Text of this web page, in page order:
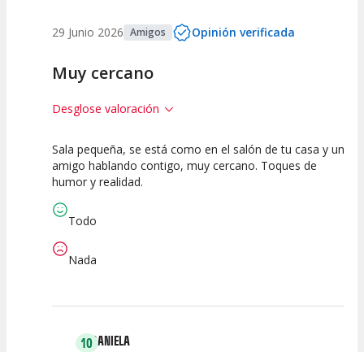
29 Junio 2026 Amigos Opinión verificada
Muy cercano
Desglose valoración
10
Calidad del
10
Puesta en
10
Sala pequeña, se está como en el salón de tu casa y un
amigo hablando contigo, muy cercano. Toques de
humor y realidad.
Todo
Nada
10DANIELA